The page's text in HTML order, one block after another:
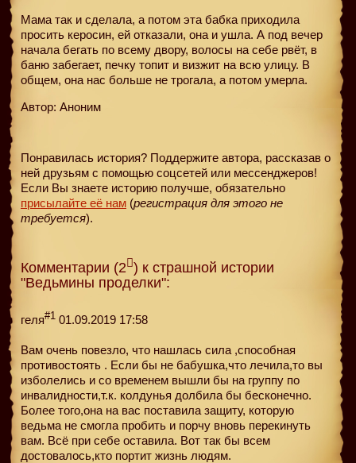
Мама так и сделала, а потом эта бабка приходила
просить керосин, ей отказали, она и ушла. А под вечер
начала бегать по всему двору, волосы на себе рвёт, в
баню забегает, печку топит и визжит на всю улицу. В
общем, она нас больше не трогала, а потом умерла.
Автор: Аноним
Понравилась история? Поддержите автора, рассказав о
ней друзьям с помощью соцсетей или мессенджеров!
Если Вы знаете историю получше, обязательно
присылайте её нам (регистрация для этого не
требуется).
Комментарии (2 ) к страшной истории
"Ведьмины проделки":
геля#1 01.09.2019 17:58
Вам очень повезло, что нашлась сила ,способная
противостоять . Если бы не бабушка,что лечила,то вы
изболелись и со временем вышли бы на группу по
инвалидности,т.к. колдунья долбила бы бесконечно.
Более того,она на вас поставила защиту, которую
ведьма не смогла пробить и порчу вновь перекинуть
вам. Всё при себе оставила. Вот так бы всем
достовалось,кто портит жизнь людям.